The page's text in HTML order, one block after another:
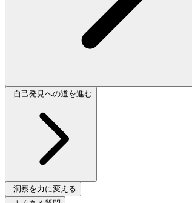
自己発見への道を進む
洞察を力に変える